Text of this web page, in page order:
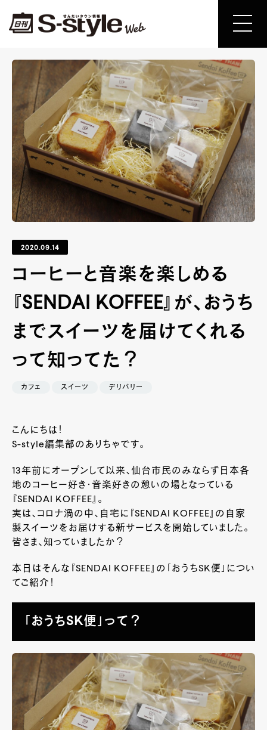
2020.09.14
コーヒーと音楽を楽しめる
『SENDAI KOFFEE』が、おうち
までスイーツを届けてくれる
って知ってた？
カフェ スイーツ デリバリー
こんにちは！
S-style編集部のありちゃです。
13年前にオープンして以来、仙台市民のみならず日本各
地のコーヒー好き・音楽好きの憩いの場となっている
『SENDAI KOFFEE』。
実は、コロナ渦の中、自宅に『SENDAI KOFFEE』の自家
製スイーツをお届けする新サービスを開始していました。
皆さま、知っていましたか？
本日はそんな『SENDAI KOFFEE』の「おうちSK便」につい
てご紹介！
「おうちSK便」って？